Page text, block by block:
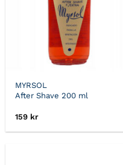
MYRSOL
After Shave 200 ml
159 kr